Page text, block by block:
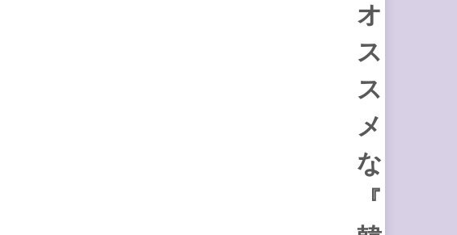
オ
ス
ス
メ
な
『